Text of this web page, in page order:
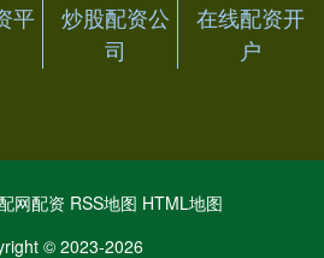
平
炒股配资公
司
在线配资开
户
网配资 RSS地图 HTML地图
© 2023-2026